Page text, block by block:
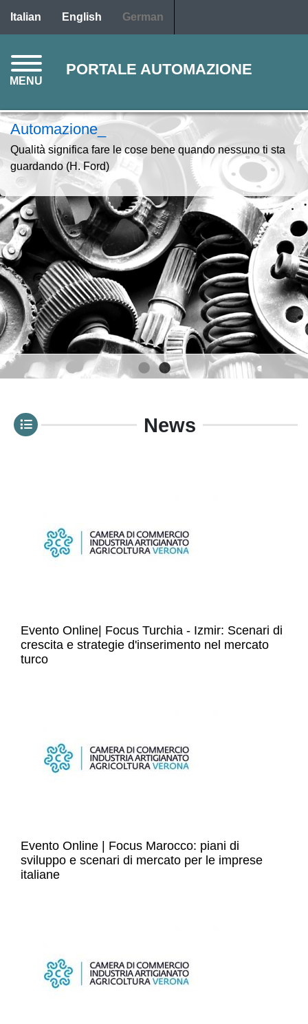
Italian English German
PORTALE AUTOMAZIONE
MENU
Automazione_
Qualità significa fare le cose bene quando nessuno ti sta
guardando (H. Ford)
1 2
News
Evento Online| Focus Turchia - Izmir: Scenari di
crescita e strategie d'inserimento nel mercato
turco
Evento Online | Focus Marocco: piani di
sviluppo e scenari di mercato per le imprese
italiane